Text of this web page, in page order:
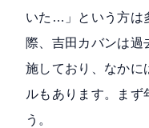
いた…」という方は
際、吉田カバンは過
施しており、なかに
ルもあります。まず
う。